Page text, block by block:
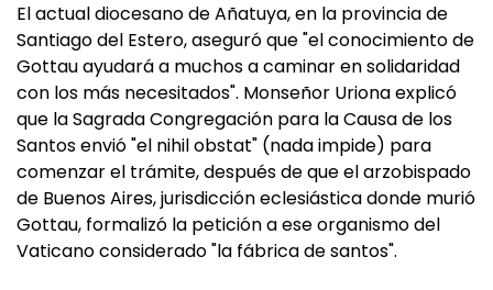
El actual diocesano de Añatuya, en la provincia de
Santiago del Estero, aseguró que "el conocimiento de
Gottau ayudará a muchos a caminar en solidaridad
con los más necesitados". Monseñor Uriona explicó
que la Sagrada Congregación para la Causa de los
Santos envió "el nihil obstat" (nada impide) para
comenzar el trámite, después de que el arzobispado
de Buenos Aires, jurisdicción eclesiástica donde murió
Gottau, formalizó la petición a ese organismo del
Vaticano considerado "la fábrica de santos".